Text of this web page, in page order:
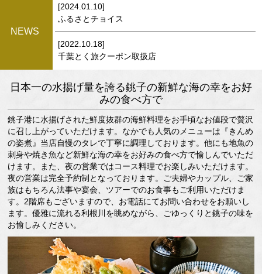
NEWS
[2024.01.10]
ふるさとチョイス
[2022.10.18]
千葉とく旅クーポン取扱店
日本一の水揚げ量を誇る銚子の新鮮な海の幸をお好
みの食べ方で
銚子港に水揚げされた鮮度抜群の海鮮料理をお手頃なお値段で贅沢
に召し上がっていただけます。なかでも人気のメニューは『きんめ
の姿煮』当店自慢のタレで丁寧に調理しております。他にも地魚の
刺身や焼き魚など新鮮な海の幸をお好みの食べ方で愉しんでいただ
けます。また、夜の営業ではコース料理でお楽しみいただけます。
夜の営業は完全予約制となっております。ご夫婦やカップル、ご家
族はもちろん法事や宴会、ツアーでのお食事もご利用いただけま
す。2階席もございますので、お電話にてお問い合わせをお願いし
ます。優雅に流れる利根川を眺めながら、ごゆっくりと銚子の味を
お愉しみください。